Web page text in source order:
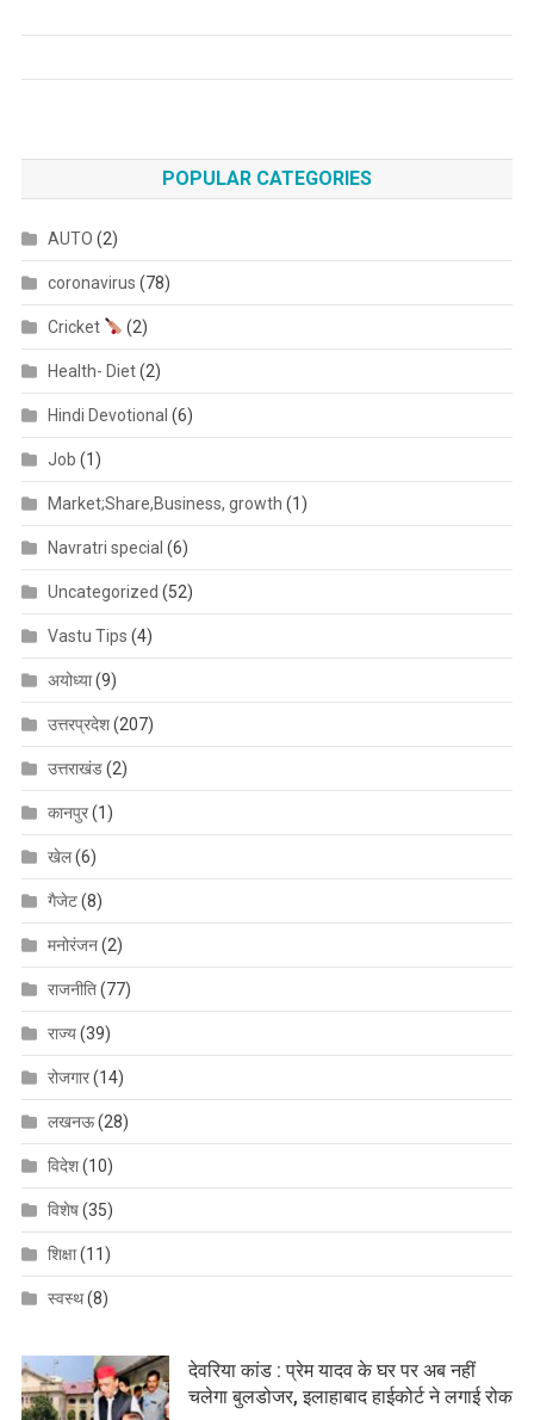
POPULAR CATEGORIES
AUTO (2)
coronavirus (78)
Cricket (2)
Health- Diet(2)
Hindi Devotional (6)
Job (1)
Market;Share,Business, growth (1)
Navratri special (6)
Uncategorized (52)
Vastu Tips (4)
अयोध्या(9)
उत्तरप्रदेश(207)
उत्तराखंड(2)
कानपुर(1)
खेल(6)
गैजेट(8)
मनोरंजन(2)
राजनीति(77)
राज्य(39)
रोजगार(14)
लखनऊ(28)
विदेश(10)
विशेष(35)
शिक्षा(11)
स्वस्थ(8)
देवरिया कांड : प्रेम यादव के घर पर अब नहीं
चलेगा बुलडोजर, इलाहाबाद हाईकोर्ट ने लगाई रोक